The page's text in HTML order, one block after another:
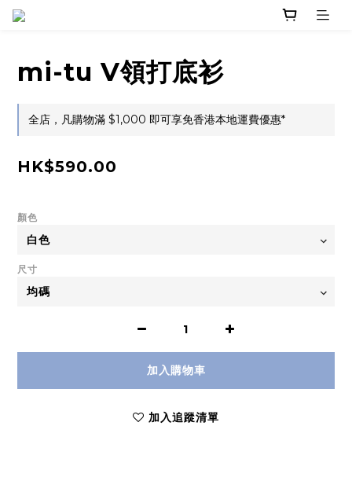
mi-tu V領打底衫
全店，凡購物滿 $1,000 即可享免香港本地運費優惠*
HK$590.00
顏色
尺寸
加入購物車
加入追蹤清單